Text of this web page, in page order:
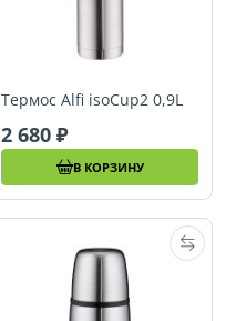
Термос Alfi isoCup2 0,9L
2 680
В КОРЗИНУ